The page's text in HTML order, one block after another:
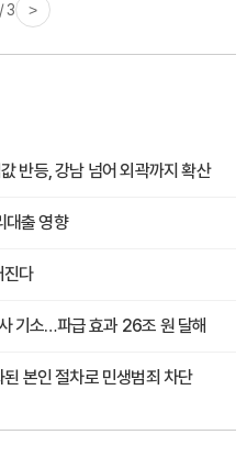
3 >
반등, 강남 넘어 외곽까지 확산
대출 영향
진다
기소…파급 효과 26조 원 달해
본인 절차로 민생범죄 차단